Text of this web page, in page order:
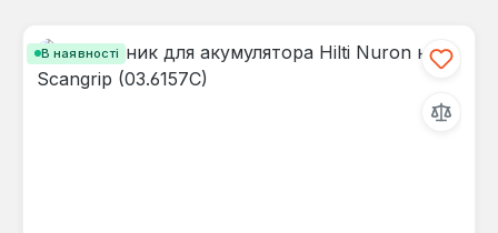
В наявності